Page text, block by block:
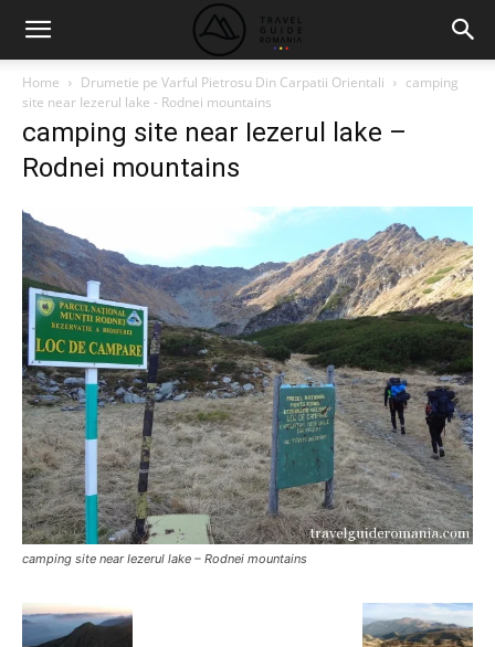
Home Drumetie pe Varful Pietrosu Din Carpatii Orientali
camping
site near Iezerul lake - Rodnei mountains
camping site near Iezerul lake –
Rodnei mountains
camping site near Iezerul lake – Rodnei mountains